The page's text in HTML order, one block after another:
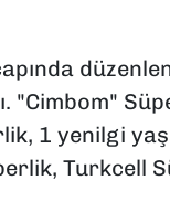
"Cimbom"
1 yenilgi
Turkcell